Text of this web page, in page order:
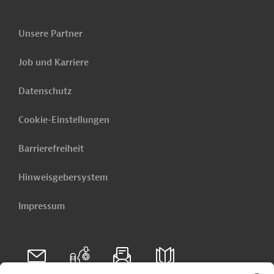
Unsere Partner
Job und Karriere
Datenschutz
Cookie-Einstellungen
Barrierefreiheit
Hinweisgebersystem
Impressum